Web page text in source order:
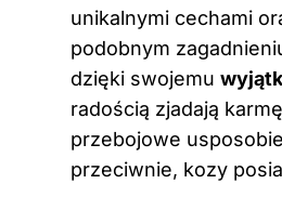
unikalnymi cechami
podobnym
dzięki swojemu
radością zjadają
przebojowe
przeciwnie, kozy